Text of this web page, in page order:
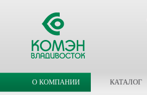
О КОМПАНИИ КАТАЛОГ